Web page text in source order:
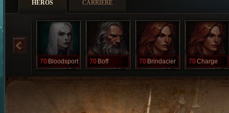
HÉROS CARRIÈRE
70 Bloodsport 70 Boff 70 Brindacier 70Charge